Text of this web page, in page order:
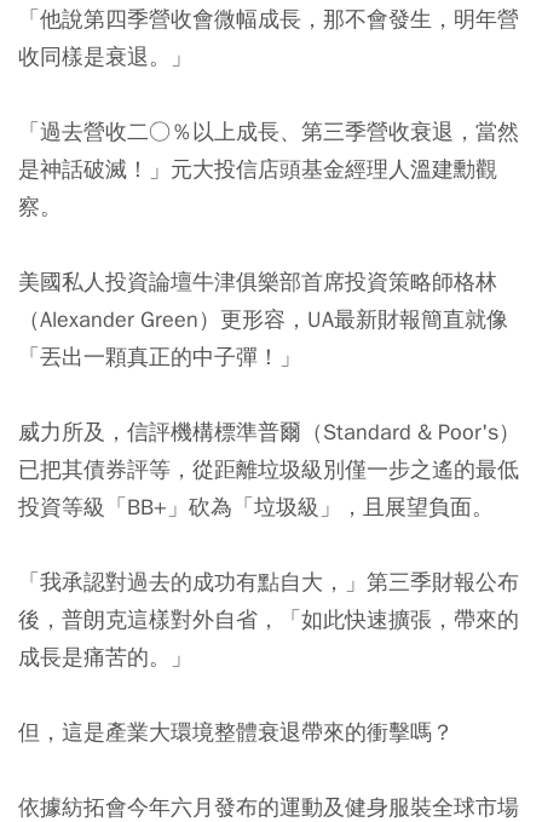
「他說第四季營收會微幅成長，那不會發生，明年營
收同樣是衰退。」
「過去營收二○％以上成長、第三季營收衰退，當然
是神話破滅！」元大投信店頭基金經理人溫建勳觀
察。
美國私人投資論壇牛津俱樂部首席投資策略師格林
（Alexander Green）更形容，UA最新財報簡直就像
「丟出一顆真正的中子彈！」
威力所及，信評機構標準普爾（Standard & Poor's）
已把其債券評等，從距離垃圾級別僅一步之遙的最低
投資等級「BB+」砍為「垃圾級」，且展望負面。
「我承認對過去的成功有點自大，」第三季財報公布
後，普朗克這樣對外自省，「如此快速擴張，帶來的
成長是痛苦的。」
但，這是產業大環境整體衰退帶來的衝擊嗎？
依據紡拓會今年六月發布的運動及健身服裝全球市場